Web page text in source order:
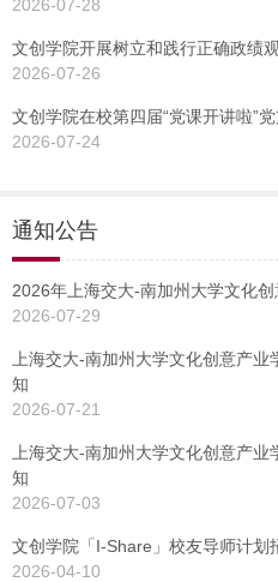
2026-07-28
文创学院开展树立和践行正确政绩
2026-07-26
文创学院在校第四届“党课开讲啦”
2026-07-24
通知公告
2026年上海交大-南加州大学文化
2026-07-29
上海交大-南加州大学文化创意产
知
2026-07-21
上海交大-南加州大学文化创意产
知
2026-07-03
文创学院「I-Share」校友导师计划
2026-04-10